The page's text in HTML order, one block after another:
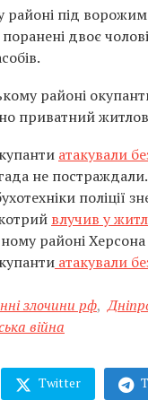
районі під
двоє
районі
приватний
атакували
не постраждали.
поліції
влучив у
районі Херсона
атакували
злочини рф,
війна
Twitter